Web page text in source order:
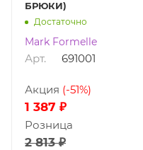
БРЮКИ)
Достаточно
Mark Formelle
Арт. 691001
1 387 ₽
Акция (-51%)
2 813 ₽
Розница